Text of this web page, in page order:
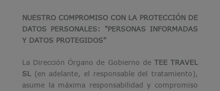
NUESTRO COMPROMISO CON LA PROTECCIÓN DE
DATOS PERSONALES: "PERSONAS INFORMADAS
Y DATOS PROTEGIDOS"
La Dirección Órgano de Gobierno de TEE TRAVEL
SL(en adelante, el responsable del tratamiento),
asume la máxima responsabilidad y compromiso